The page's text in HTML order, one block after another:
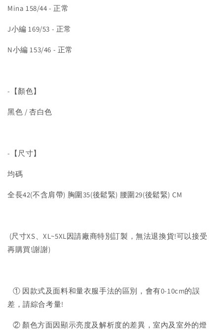
Mina 158/44 - 正常
J小編 169/53 - 正常
N小編 153/46 - 正常
-【顏色】
黑色 / 杏白色
-【尺寸】
均碼
全長42(不含肩帶) 胸圍35(後鬆緊) 腰圍29(後鬆緊) CM
(尺寸XS、XL~5XL因請廠商特別訂製，無法退換貨!可以接受
再購買!謝謝)
① 因款式及面料和量衣服手法的區別，會有0-10cm的誤
差，請綜合考量!
② 顏色方面因顯示亮度及解析度的差異，室內及室外的燈